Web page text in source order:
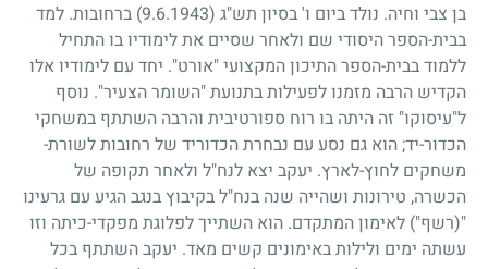
בן צבי וחיה. נולד ביום ו' בסיון תש"ג (9.6.1943)
ברחובות. למד
בבית-הספר היסודי שם ולאחר שסיים את לימודיו בו התחיל
ללמוד בבית-הספר התיכון המקצועי "אורט". יחד עם לימודיו אלו
הקדיש הרבה מזמנו לפעילות בתנועת "השומר הצעיר". נוסף
ל"עיסוקו" זה היתה בו רוח ספורטיבית והרבה השתתף במשחקי
הכדור-יד;הוא גם נסע עם נבחרת הכדוריד של רחובות לשורת-
משחקים לחוץ-לארץ. יעקב יצא לנח"ל ולאחר תקופה של
הכשרה, טירונות ושהייה שנה בנח"ל בקיבוץ בנגב הגיע עם גרעינו
"(רשף") לאימון המתקדם. הוא השתייך לפלוגת מפקדי-כיתה וזו
עשתה ימים ולילות באימונים קשים מאד. יעקב השתתף בכל